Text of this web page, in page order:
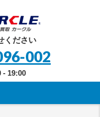
ください
002
- 19:00